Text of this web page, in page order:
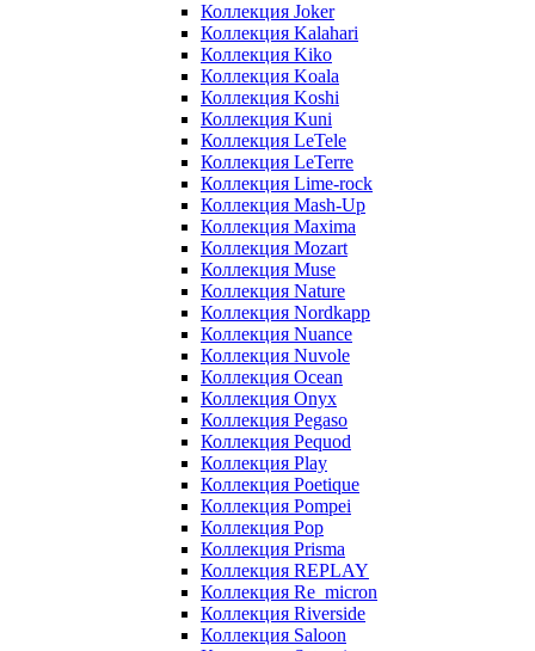
Коллекция Joker
Коллекция Kalahari
Коллекция Kiko
Коллекция Koala
Коллекция Koshi
Коллекция Kuni
Коллекция LeTele
Коллекция LeTerre
Коллекция Lime-rock
Коллекция Mash-Up
Коллекция Maxima
Коллекция Mozart
Коллекция Muse
Коллекция Nature
Коллекция Nordkapp
Коллекция Nuance
Коллекция Nuvole
Коллекция Ocean
Коллекция Onyx
Коллекция Pegaso
Коллекция Pequod
Коллекция Play
Коллекция Poetique
Коллекция Pompei
Коллекция Pop
Коллекция Prisma
Коллекция REPLAY
Коллекция Re_micron
Коллекция Riverside
Коллекция Saloon